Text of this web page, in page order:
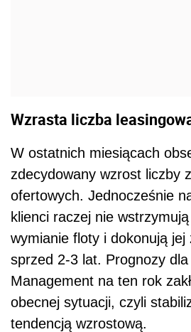
Wzrasta liczba
W ostatnich miesiącach
zdecydowany wzrost liczby
ofertowych. Jednocześnie
klienci raczej nie
wymianie floty i dokonują jej
sprzed 2-3 lat. Prognozy
Management na ten rok
obecnej sytuacji, czyli
tendencją wzrostową.